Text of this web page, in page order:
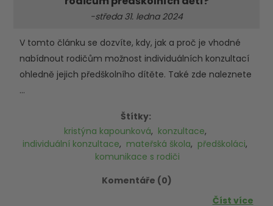
-středa 31. ledna 2024
V tomto článku se dozvíte, kdy, jak a proč je vhodné
nabídnout rodičům možnost individuálních konzultací
ohledně jejich předškolního dítěte. Také zde naleznete
...
Štítky:
kristýna kapounková, konzultace,
individuální konzultace, mateřská škola, předškoláci,
komunikace s rodiči
Komentáře (0)
Číst více